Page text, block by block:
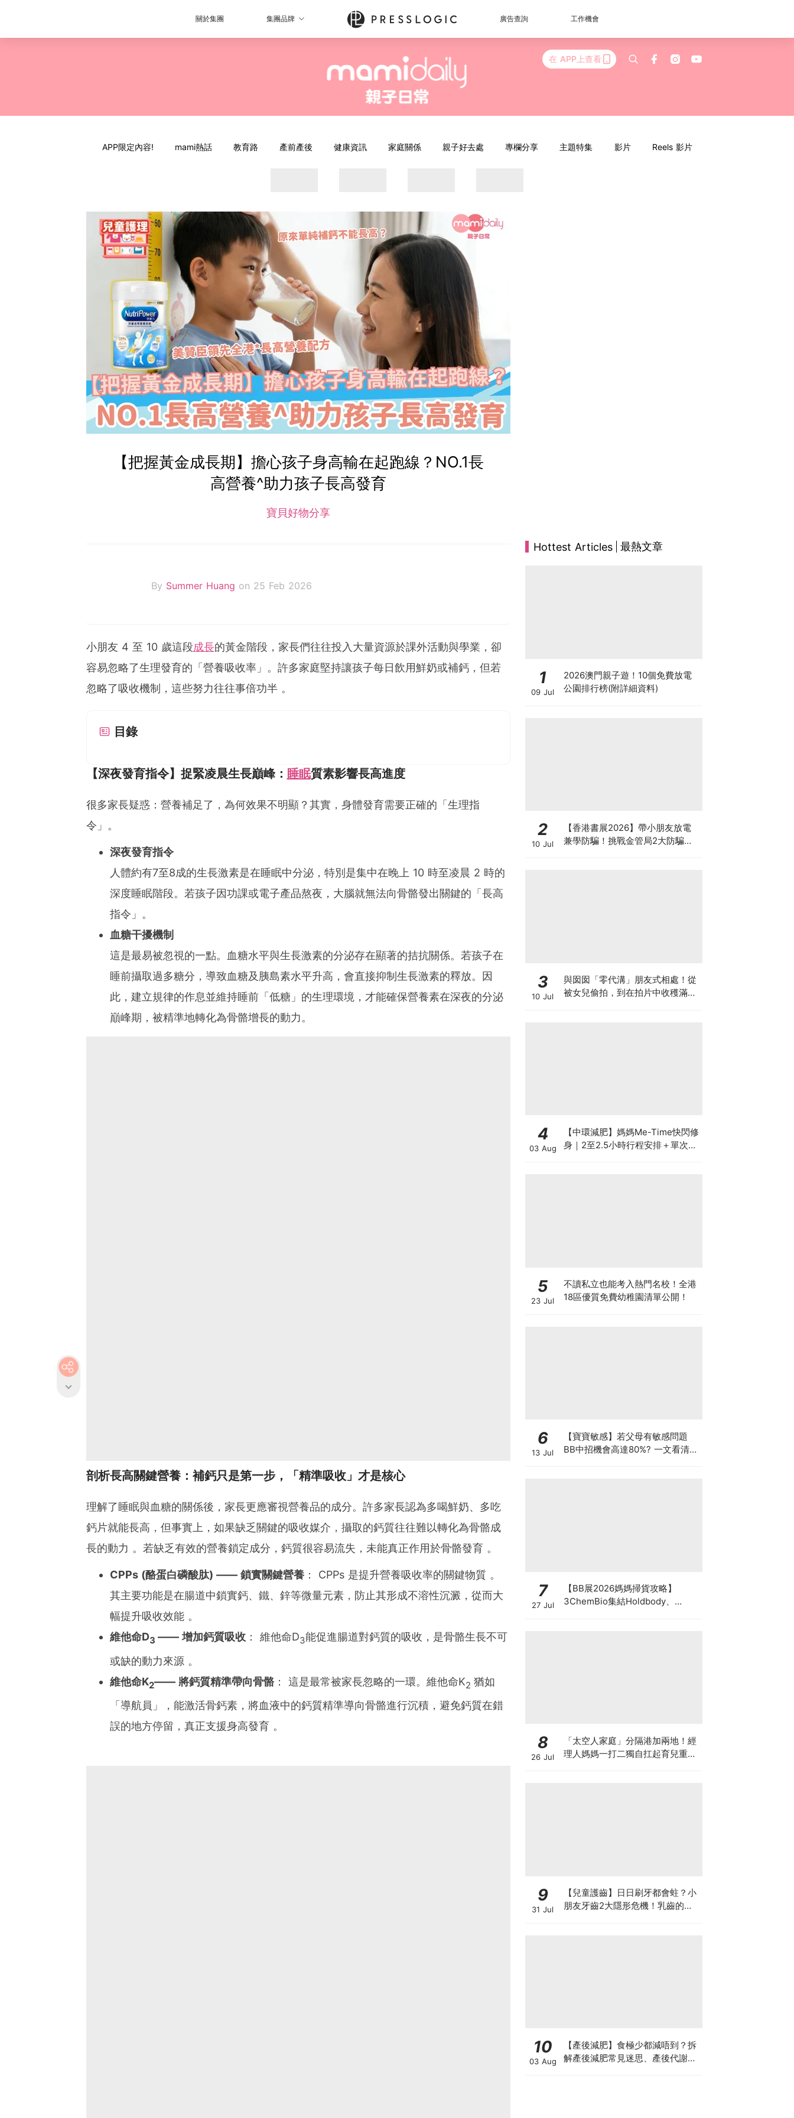
關於集團 集團品牌 廣告查詢 工作機會
在 APP上查看
APP限定內容! mami熱話 教育路 產前產後 健康資訊 家庭關係 親子好去處 專欄分享 主題特集 影片 Reels 影片
【把握黃金成長期】擔心孩子身高輸在起跑線？NO.1長
高營養^助力孩子長高發育
寶貝好物分享
By Summer Huang on 25 Feb 2026
小朋友 4 至 10 歲這段成長的黃金階段，家長們往往投入大量資源於課外活動與學業，卻
容易忽略了生理發育的「營養吸收率」。許多家庭堅持讓孩子每日飲用鮮奶或補鈣，但若
忽略了吸收機制，這些努力往往事倍功半 。
目錄
【深夜發育指令】捉緊凌晨生長巔峰： 睡眠質素影響長高進度
很多家長疑惑：營養補足了，為何效果不明顯？其實，身體發育需要正確的「生理指
令」。
深夜發育指令
人體約有7至8成的生長激素是在睡眠中分泌，特別是集中在晚上 10 時至凌晨 2 時的
深度睡眠階段。若孩子因功課或電子產品熬夜，大腦就無法向骨骼發出關鍵的「長高
指令」。
血糖干擾機制
這是最易被忽視的一點。血糖水平與生長激素的分泌存在顯著的拮抗關係。若孩子在
睡前攝取過多糖分，導致血糖及胰島素水平升高，會直接抑制生長激素的釋放。因
此，建立規律的作息並維持睡前「低糖」的生理環境，才能確保營養素在深夜的分泌
巔峰期，被精準地轉化為骨骼增長的動力。
剖析長高關鍵營養：補鈣只是第一步，「精準吸收」才是核心
理解了睡眠與血糖的關係後，家長更應審視營養品的成分。許多家長認為多喝鮮奶、多吃
鈣片就能長高，但事實上，如果缺乏關鍵的吸收媒介，攝取的鈣質往往難以轉化為骨骼成
長的動力 。若缺乏有效的營養鎖定成分，鈣質很容易流失，未能真正作用於骨骼發育 。
CPPs (酪蛋白磷酸肽) —— 鎖實關鍵營養： CPPs 是提升營養吸收率的關鍵物質 。
其主要功能是在腸道中鎖實鈣、鐵、鋅等微量元素，防止其形成不溶性沉澱，從而大
幅提升吸收效能 。
維他命D3 —— 增加鈣質吸收： 維他命D3能促進腸道對鈣質的吸收，是骨骼生長不可
或缺的動力來源 。
維他命K2—— 將鈣質精準帶向骨骼： 這是最常被家長忽略的一環。維他命K2 猶如
「導航員」，能激活骨鈣素，將血液中的鈣質精準導向骨骼進行沉積，避免鈣質在錯
誤的地方停留，真正支援身高發育 。
Hottest Articles 最熱文章
1
09 Jul
2026澳門親子遊！10個免費放電
公園排行榜(附詳細資料)
2
10 Jul
【香港書展2026】帶小朋友放電
兼學防騙！挑戰金管局2大防騙遊
3
10 Jul
與囡囡「零代溝」朋友式相處！從
被女兒偷拍，到在拍片中收穫滿足
4
03 Aug
【中環減肥】媽媽Me-Time快閃修
身｜2至2.5小時行程安排＋單次收
5
23 Jul
不讀私立也能考入熱門名校！全港
18區優質免費幼稚園清單公開！
6
13 Jul
【寶寶敏感】若父母有敏感問題
BB中招機會高達80%? 一文看清預
7
27 Jul
【BB展2026媽媽掃貨攻略】
3ChemBio集結Holdbody、
8
26 Jul
「太空人家庭」分隔港加兩地！經
理人媽媽一打二獨自扛起育兒重
9
31 Jul
【兒童護齒】日日刷牙都會蛀？小
朋友牙齒2大隱形危機！乳齒的琺
10
03 Aug
【產後減肥】食極少都減唔到？拆
解產後減肥常見迷思、產後代謝、